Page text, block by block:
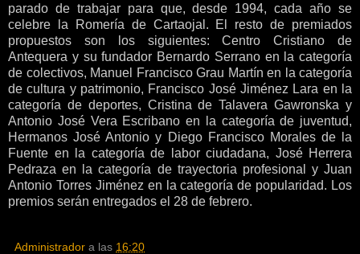
parado de trabajar para que, desde 1994, cada año se
celebre la Romería de Cartaojal. El resto de premiados
propuestos son los siguientes: Centro Cristiano de
Antequera y su fundador Bernardo Serrano en la categoría
de colectivos, Manuel Francisco Grau Martín en la categoría
de cultura y patrimonio, Francisco José Jiménez Lara en la
categoría de deportes, Cristina de Talavera Gawronska y
Antonio José Vera Escribano en la categoría de juventud,
Hermanos José Antonio y Diego Francisco Morales de la
Fuente en la categoría de labor ciudadana, José Herrera
Pedraza en la categoría de trayectoria profesional y Juan
Antonio Torres Jiménez en la categoría de popularidad. Los
premios serán entregados el 28 de febrero.
Administrador a las 16:20